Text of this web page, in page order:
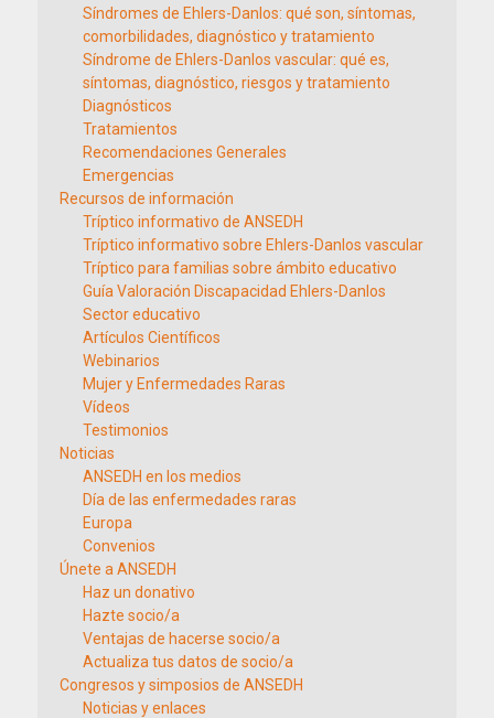
Síndromes de Ehlers-Danlos: qué son, síntomas,
comorbilidades, diagnóstico y tratamiento
Síndrome de Ehlers-Danlos vascular: qué es,
síntomas, diagnóstico, riesgos y tratamiento
Diagnósticos
Tratamientos
Recomendaciones Generales
Emergencias
Recursos de información
Tríptico informativo de ANSEDH
Tríptico informativo sobre Ehlers-Danlos vascular
Tríptico para familias sobre ámbito educativo
Guía Valoración Discapacidad Ehlers-Danlos
Sector educativo
Artículos Científicos
Webinarios
Mujer y Enfermedades Raras
Vídeos
Testimonios
Noticias
ANSEDH en los medios
Día de las enfermedades raras
Europa
Convenios
Únete a ANSEDH
Haz un donativo
Hazte socio/a
Ventajas de hacerse socio/a
Actualiza tus datos de socio/a
Congresos y simposios de ANSEDH
Noticias y enlaces